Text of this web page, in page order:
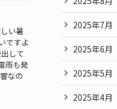
い暑
ですよ
して
雨も発
なの
2025年7月
2025年6月
2025年5月
2025年4月